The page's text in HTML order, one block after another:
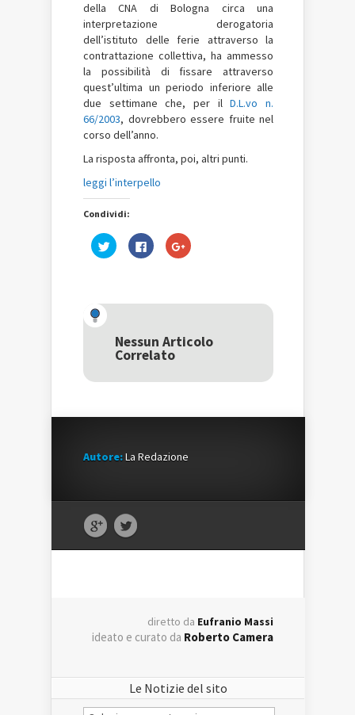
della CNA di Bologna circa una
interpretazione derogatoria
dell’istituto delle ferie attraverso la
contrattazione collettiva, ha ammesso
la possibilità di fissare attraverso
quest’ultima un periodo inferiore alle
due settimane che, per ilD.L.vo n.
66/2003, dovrebbero essere fruite nel
corso dell’anno.
La risposta affronta, poi, altri punti.
leggi l’interpello
Condividi:
Fai
clic
una
nuova
finestra)
Fai
clic
nuova
finestra)
Fai
clic
una
nuova
Nessun Articolo
Correlato
Autore:La Redazione
diretto da Eufranio Massi
ideato e curato da Roberto Camera
Le Notizie del sito
Le